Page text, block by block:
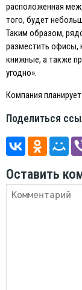
расположенная
того, будет
Таким образом,
разместить офисы,
книжные, а также
угодно».
Компания
Поделиться
Оставить